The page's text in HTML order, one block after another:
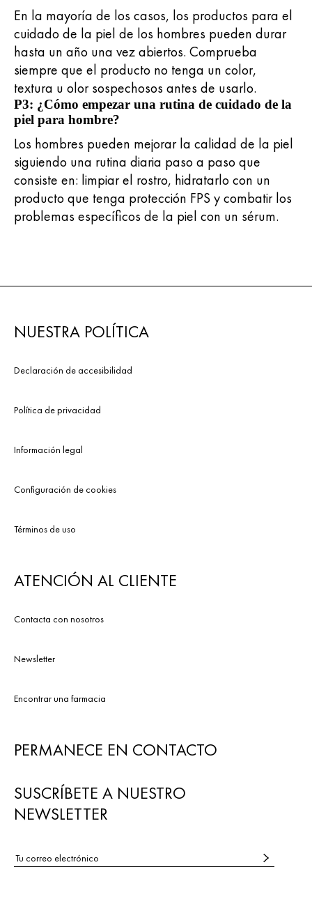
En la mayoría de los casos, los productos para el
cuidado de la piel de los hombres pueden durar
hasta un año una vez abiertos. Comprueba
siempre que el producto no tenga un color,
textura u olor sospechosos antes de usarlo.
P3: ¿Cómo empezar una rutina de cuidado de la
piel para hombre?
Los hombres pueden mejorar la calidad de la piel
siguiendo una rutina diaria paso a paso que
consiste en: limpiar el rostro, hidratarlo con un
producto que tenga protección FPS y combatir los
problemas específicos de la piel con un sérum.
NUESTRA POLÍTICA
Declaración de accesibilidad
Política de privacidad
Información legal
Configuración de cookies
Términos de uso
ATENCIÓN AL CLIENTE
Contacta con nosotros
Newsletter
Encontrar una farmacia
PERMANECE EN CONTACTO
SUSCRÍBETE A NUESTRO
NEWSLETTER